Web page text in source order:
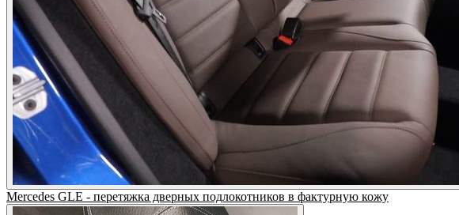
Mercedes GLE - перетяжка дверных подлокотников в фактурную кожу